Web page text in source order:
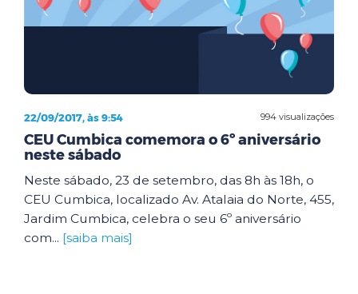
994 visualizações
22/09/2017, às 9:54
CEU Cumbica comemora o 6º aniversário
neste sábado
Neste sábado, 23 de setembro, das 8h às 18h, o
CEU Cumbica, localizado Av. Atalaia do Norte, 455,
Jardim Cumbica, celebra o seu 6º aniversário
com... [saiba mais]